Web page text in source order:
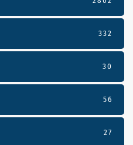
332
30
56
27